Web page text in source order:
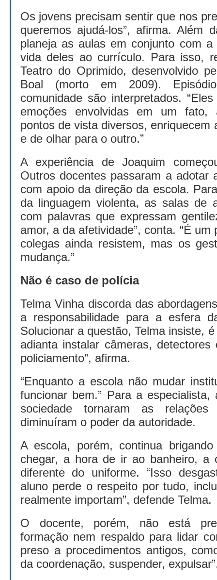
Os jovens precisam sentir que nos
queremos ajudá-los”, afirma. Além
planeja as aulas em conjunto com
vida deles ao currículo. Para isso,
Teatro do Oprimido, desenvolvido
Boal (morto em 2009).
comunidade são interpretados.
emoções envolvidas em um fato,
pontos de vista diversos, enriquecem
e de olhar para o outro.”
A experiência de Joaquim
Outros docentes passaram a adotar
com apoio da direção da escola.
da linguagem violenta, as salas de
com palavras que expressam
amor, a da afetividade”, conta. “É
colegas ainda resistem, mas os
mudança.”
Não é caso de polícia
Telma Vinha discorda das
a responsabilidade para a esfera
Solucionar a questão, Telma insiste,
adianta instalar câmeras,
policiamento”, afirma.
“Enquanto a escola não mudar
funcionar bem.” Para a
sociedade tornaram as
diminuíram o poder da autoridade.
A escola, porém, continua
chegar, a hora de ir ao banheiro, a
diferente do uniforme. “Isso
aluno perde o respeito por tudo,
realmente importam”, defende Telma.
O docente, porém, não está
formação nem respaldo para lidar
preso a procedimentos antigos,
da coordenação, suspender,